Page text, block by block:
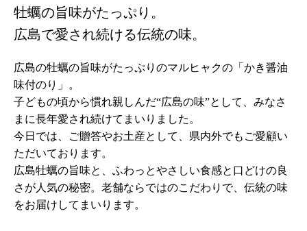
牡蠣の旨味がたっぷり。
広島で愛され続ける伝統の味。
広島の牡蠣の旨味がたっぷりのマルヒャクの「かき醤油
味付のり」。
子どもの頃から慣れ親しんだ“広島の味”として、みなさ
まに長年愛され続けてまいりました。
今日では、ご贈答やお土産として、県内外でもご愛顧い
ただいております。
広島牡蠣の旨味と、ふわっとやさしい食感と口どけの良
さが人気の秘密。老舗ならではのこだわりで、伝統の味
をお届けしてまいります。